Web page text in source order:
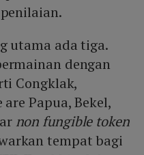
utama ada tiga.
dengan
Congklak,
Papua, Bekel,
non fungible token
tempat bagi